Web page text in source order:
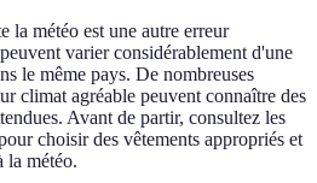
la météo est une autre erreur
varier considérablement d'une
le même pays. De nombreuses
climat agréable peuvent connaître des
Avant de partir, consultez les
choisir des vêtements appropriés et
la météo.